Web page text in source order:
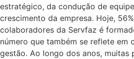
estratégico, da condução de
crescimento da empresa. Hoje,
colaboradores da Servfaz é
número que também se reflete em
gestão. Ao longo dos anos, muitas